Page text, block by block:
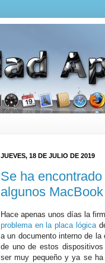
JUEVES, 18 DE JULIO DE 2019
Se ha
algunos
Hace apenas unos días la
problema en la placa lógica
a un documento interno de la
de uno de estos
ser muy pequeño y ya se